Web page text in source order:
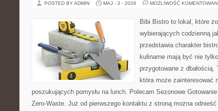
POSTED BY ADMIN MAJ - 3 - 2026 MOŻLIWOŚĆ
Bibi Bistro to lokal, które
wybierających codzienną
przedstawia charakter
kulinarne mają być nie
przygotowane z
która może zainteresować
poszukujących pomysłu na lunch. Polecam Sezonowe
Zero-Waste. Już od pierwszego kontaktu z stroną można